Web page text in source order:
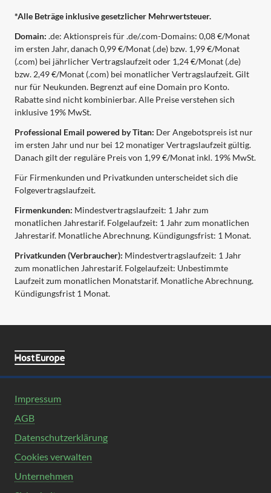
*Alle Beträge inklusive gesetzlicher Mehrwertsteuer.
Domain: .de: Aktionspreis für .de/.com-Domains: 0,08 €/Monat
im ersten Jahr, danach 0,99 €/Monat (.de) bzw. 1,99 €/Monat
(.com) bei jährlicher Vertragslaufzeit oder 1,24 €/Monat (.de)
bzw. 2,49 €/Monat (.com) bei monatlicher Vertragslaufzeit. Gilt
nur für Neukunden. Begrenzt auf eine Domain pro Konto.
Rabatte sind nicht kombinierbar. Alle Preise verstehen sich
inklusive 19% MwSt.
Professional Email powered by Titan: Der Angebotspreis ist nur
im ersten Jahr und nur bei 12 monatiger Vertragslaufzeit gültig.
Danach gilt der reguläre Preis von 1,99 €/Monat inkl. 19% MwSt.
Für Firmenkunden und Privatkunden unterscheidet sich die
Folgevertragslaufzeit.
Firmenkunden: Mindestvertragslaufzeit: 1 Jahr zum
monatlichen Jahrestarif. Folgelaufzeit: 1 Jahr zum monatlichen
Jahrestarif. Monatliche Abrechnung. Kündigungsfrist: 1 Monat.
Privatkunden (Verbraucher): Mindestvertragslaufzeit: 1 Jahr
zum monatlichen Jahrestarif. Folgelaufzeit: Unbestimmte
Laufzeit zum monatlichen Monatstarif. Monatliche Abrechnung.
Kündigungsfrist 1 Monat.
Impressum
AGB
Datenschutzerklärung
Cookies verwalten
Unternehmen